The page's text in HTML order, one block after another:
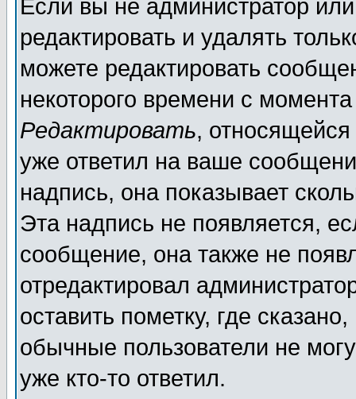
Если вы не администратор
редактировать и удалять
можете редактировать
некоторого времени с
Редактировать,
уже ответил на ваше
надпись, она показывает
Эта надпись не появляется,
сообщение, она также не
отредактировал
оставить пометку, где
обычные пользователи не
уже кто-то ответил.